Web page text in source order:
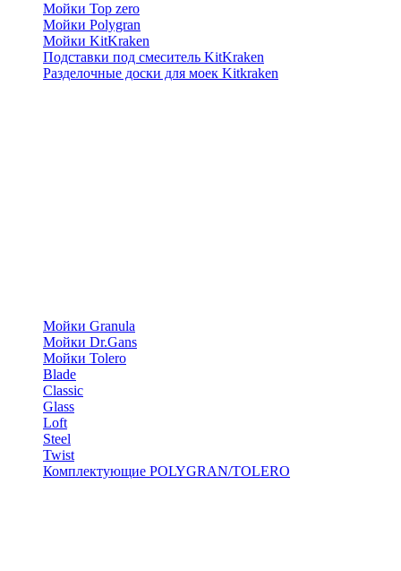
Мойки Top zero
Мойки Polygran
Мойки KitKraken
Подставки под смеситель KitKraken
Разделочные доски для моек Kitkraken
Мойки Granula
Мойки Dr.Gans
Мойки Tolero
Blade
Classic
Glass
Loft
Steel
Twist
Комплектующие POLYGRAN/TOLERO